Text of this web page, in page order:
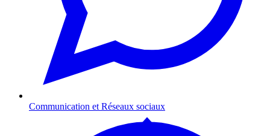
Communication et Réseaux sociaux